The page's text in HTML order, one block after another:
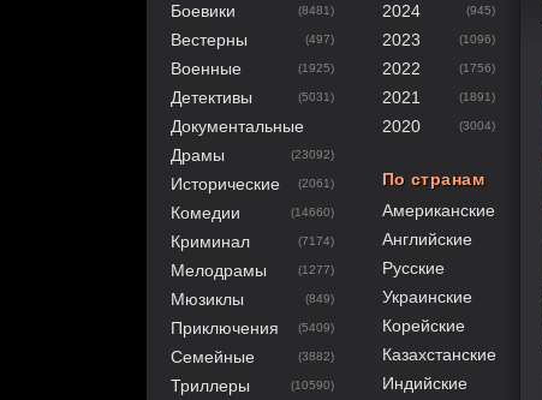
Боевики (8481)
Вестерны (497)
Военные (1925)
Детективы (5031)
Документальные
Драмы
(23092)
Исторические (2061)
Комедии (14660)
Криминал (7174)
Мелодрамы (1277)
Мюзиклы (849)
Приключения (5409)
Семейные (3882)
Триллеры (10590)
2024 (945)
2023 (1096)
2022 (1756)
2021 (1891)
2020 (3004)
По странам
Американские
Английские
Русские
Украинские
Корейские
Казахстанские
Индийские